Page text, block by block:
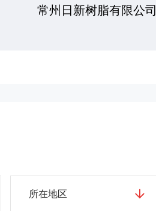
常州日新树脂有限公司
所在地区